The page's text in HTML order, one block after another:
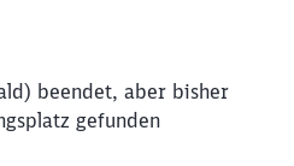
beendet, aber bisher
gefunden